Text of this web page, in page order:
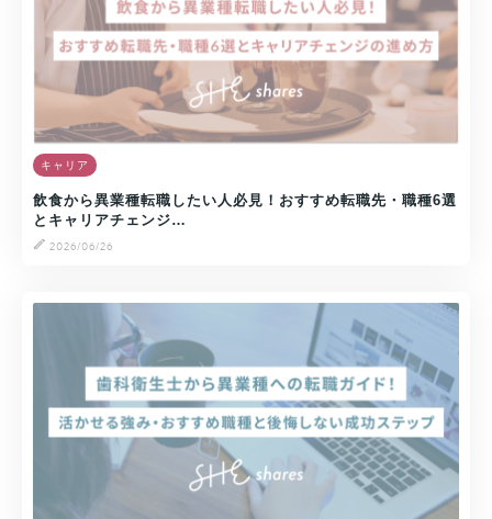
キャリア
飲食から異業種転職したい人必見！おすすめ転職先・職種6選
とキャリアチェンジ…
2026/06/26